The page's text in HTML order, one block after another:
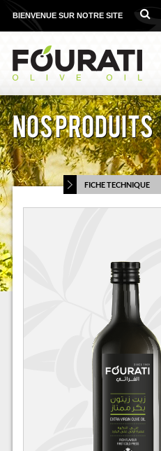
BIENVENUE SUR NOTRE SITE
Nos produits
FICHE TECHNIQUE